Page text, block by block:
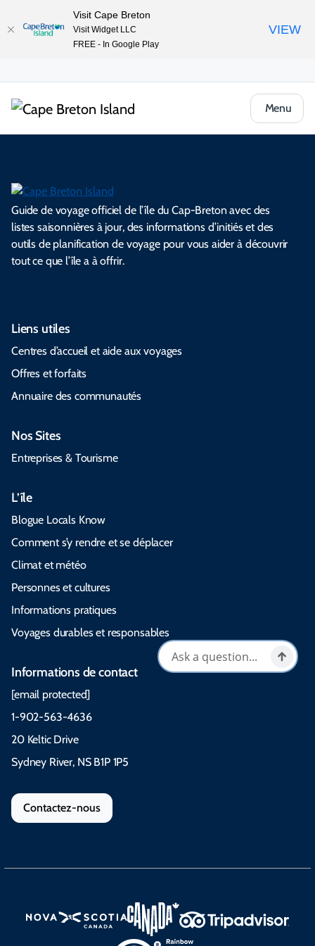
Menu
Guide de voyage officiel de l’île du Cap-Breton avec des
listes saisonnières à jour, des informations d’initiés et des
outils de planification de voyage pour vous aider à découvrir
tout ce que l’île a à offrir.
Liens utiles
Centres d’accueil et aide aux voyages
Offres et forfaits
Annuaire des communautés
Nos Sites
Entreprises & Tourisme
L’île
Blogue Locals Know
Comment s’y rendre et se déplacer
Climat et météo
Personnes et cultures
Informations pratiques
Voyages durables et responsables
Informations de contact
[email protected]
1-902-563-4636
20 Keltic Drive
Sydney River, NS B1P 1P5
Contactez-nous
Visit Cape Breton
Visit Widget LLC
FREE - In Google Play
VIEW